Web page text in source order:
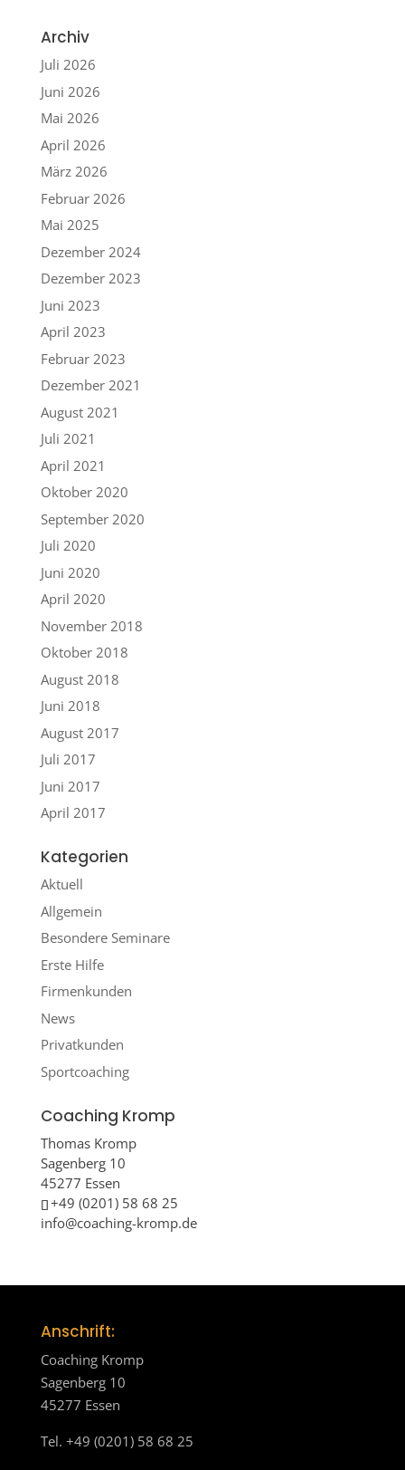
Archiv
Juli 2026
Juni 2026
Mai 2026
April 2026
März 2026
Februar 2026
Mai 2025
Dezember 2024
Dezember 2023
Juni 2023
April 2023
Februar 2023
Dezember 2021
August 2021
Juli 2021
April 2021
Oktober 2020
September 2020
Juli 2020
Juni 2020
April 2020
November 2018
Oktober 2018
August 2018
Juni 2018
August 2017
Juli 2017
Juni 2017
April 2017
Kategorien
Aktuell
Allgemein
Besondere Seminare
Erste Hilfe
Firmenkunden
News
Privatkunden
Sportcoaching
Coaching Kromp
Thomas Kromp
Sagenberg 10
45277 Essen
+49 (0201) 58 68 25
info@coaching-kromp.de
Anschrift:
Coaching Kromp
Sagenberg 10
45277 Essen
Tel. +49 (0201) 58 68 25